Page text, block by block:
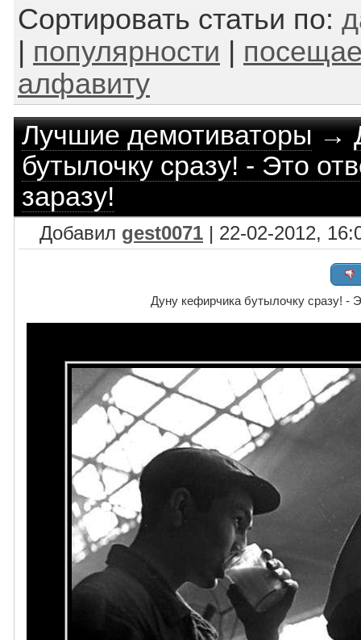
Сортировать статьи по:
популярности
алфавиту
Лучшие демотиваторы→
бутылочку сразу! - Это
заразу!
Добавил gest0071 | 22-02-2012,
Дуну кефирчика бутылочку сразу! -